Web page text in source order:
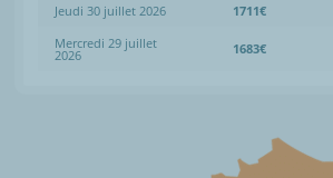
Jeudi 30 juillet 2026 1711€
Mercredi 29 juillet
2026 1683€